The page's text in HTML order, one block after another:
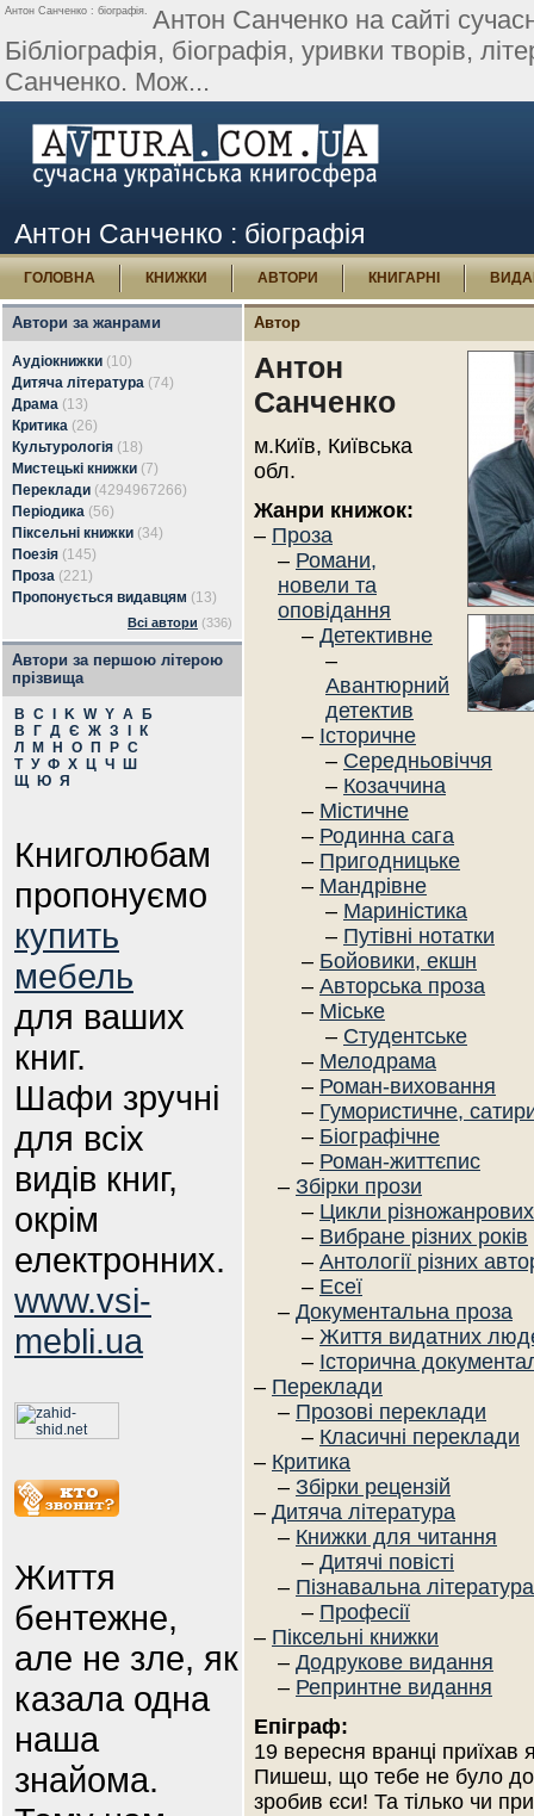
Антон Санченко : біографія. Антон Санченко на сайті
Бібліографія, біографія, уривки творів,
Санченко. Мож...
Антон Санченко : біографія
ГОЛОВНА КНИЖКИ АВТОРИ КНИГАРНІ
Автори за жанрами
Аудіокнижки (10)
Дитяча література (74)
Драма (13)
Критика (26)
Культурологія (18)
Мистецькі книжки (7)
Переклади (4294967266)
Періодика (56)
Піксельні книжки (34)
Поезія (145)
Проза (221)
Пропонується видавцям (13)
Всі автори (336)
Автори за першою літерою
прізвища
B C K W Y А
Б
В
Г Д Є Ж З
К
Л
М Н О П Р С
Т У Ф Х Ц Ч
Ш
Щ
Ю Я
Книголюбам
пропонуємо
купить
мебель
для ваших
книг.
Шафи зручні
для всіх
видів книг,
окрім
електронних.
www.vsi-
mebli.ua
Життя
бентежне,
але не зле, як
казала одна
наша
знайома.
Автор
Антон
Санченко
м.Київ, Київська
обл.
Жанри книжок:
– Проза
– Романи,
новели та
оповідання
– Детективне
–
Авантюрний
детектив
– Історичне
– Середньовіччя
– Козаччина
– Містичне
– Родинна сага
– Пригодницьке
– Мандрівне
– Мариністика
– Путівні нотатки
– Бойовики, екшн
– Авторська проза
– Міське
– Студентське
– Мелодрама
– Роман-виховання
– Гумористичне,
– Біографічне
– Роман-життєпис
– Збірки прози
– Цикли
– Вибране різних років
– Антології різних
– Есеї
– Документальна проза
– Життя видатних
– Історична
– Переклади
– Прозові переклади
– Класичні переклади
– Критика
– Збірки рецензій
– Дитяча література
– Книжки для читання
– Дитячі повісті
– Пізнавальна література
– Професії
– Піксельні книжки
– Додрукове видання
– Репринтне видання
Епіграф:
19 вересня вранці приїхав
Пишеш, що тебе не було
зробив єси! Та тілько чи